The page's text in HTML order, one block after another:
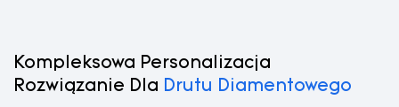
Kompleksowa Personalizacja
Rozwiązanie Dla Drutu Diamentowego